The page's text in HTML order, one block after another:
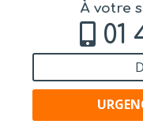
À votre
01